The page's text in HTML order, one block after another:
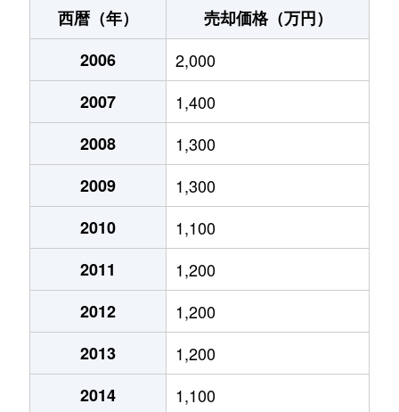
入江葭町
550万円 桑名
大字江場
12,000万円
大字江場
1,100万円
大字江場
8,300万円
大字江場
1,300万円
大字江場
1,200万円
大字江場
850万円
大字江場
450万円
大字江場
3,500万円
大字江場
2,500万円
西暦（年）
売却価格（万円）
2006
2,000
2007
1,400
2008
1,300
2009
1,300
2010
1,100
2011
1,200
2012
1,200
2013
1,200
2014
1,100